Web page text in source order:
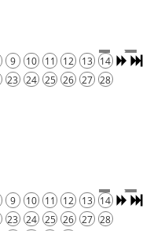
9 10 11 12 13
14
23 24 25 26 27
28
9 10 11 12 13
14
23 24 25 26 27
28